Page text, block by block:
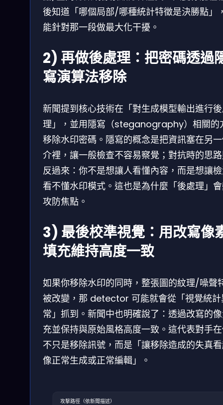
後知道「哪個局部/哪種統計特徵是決勝點」
能針對那一段做最大化干擾。
2) 再做後處理：把密碼透過
寫演算法移除
新聞提到核心技術在「對生成模型輸出進行
理」，並用隱寫（steganography）相關的
移除水印密碼。隱寫的概念是把資訊塞在另
介裡，讓一般檢查不容易察覺；對抗時的思
反過來：你不是想讓人看懂內容，而是想讓
看不懂水印模式。這也是為什麼「後處理」
攻防焦點。
3) 最後校準視覺：用改寫像
填充維持高度一致
如果你移除水印的同時，整張圖的紋理/噪聲
被改變，那 detector 可能就會從「視覺統計
常」抓到。新聞中也明確說了：透過改寫的
充並保持與原始風格高度一致。這代表對手
不只是移除訊號，而是「讓移除造成的失真
像正常生成或正常編輯」。
攻擊路徑（依新聞描述）